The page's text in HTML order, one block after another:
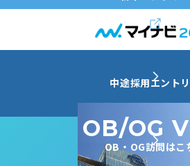
中途採用エント
OB/OG
OB・OG訪問はこ